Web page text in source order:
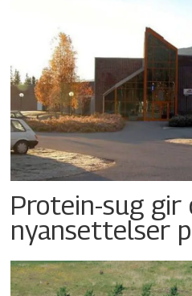
Protein-sug gir
nyansettelser